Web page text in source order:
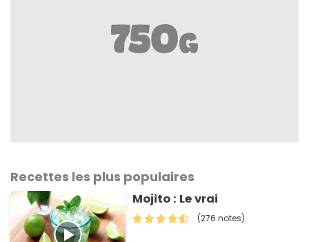
Recettes les plus populaires
Mojito : Le vrai
(276 notes)